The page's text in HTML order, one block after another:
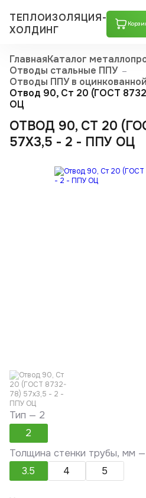
ТЕПЛОИЗОЛЯЦИЯ-
ХОЛДИНГ
ГлавнаяКаталог
Отводы стальные ППУ
Отводы ППУ в
Отвод 90, Ст 20 (ГОСТ
ОЦ
ОТВОД 90, СТ 20
57X3,5 - 2 - ППУ ОЦ
Тип — 2
2
Толщина стенки трубы, мм
3.5
4 5